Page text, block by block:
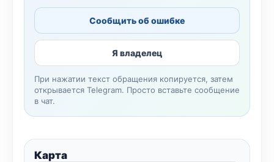
Сообщить об ошибке
Я владелец
При нажатии текст обращения копируется, затем
открывается Telegram. Просто вставьте сообщение
в чат.
Карта